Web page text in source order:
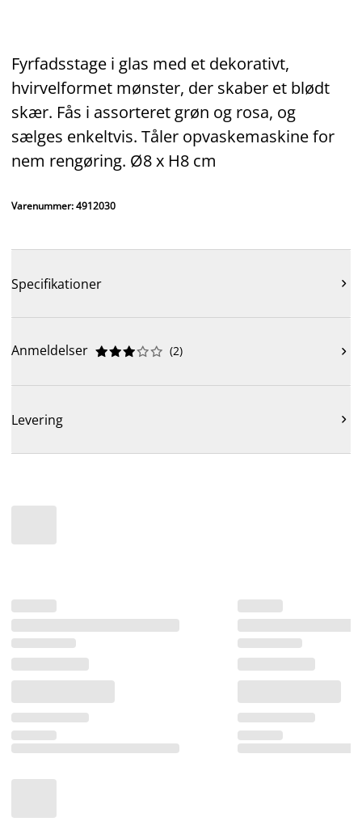
Fyrfadsstage i glas med et dekorativt,
hvirvelformet mønster, der skaber et blødt
skær. Fås i assorteret grøn og rosa, og
sælges enkeltvis. Tåler opvaskemaskine for
nem rengøring. Ø8 x H8 cm
Varenummer: 4912030
Specifikationer 
Anmeldelser 




 (2) 
Levering 